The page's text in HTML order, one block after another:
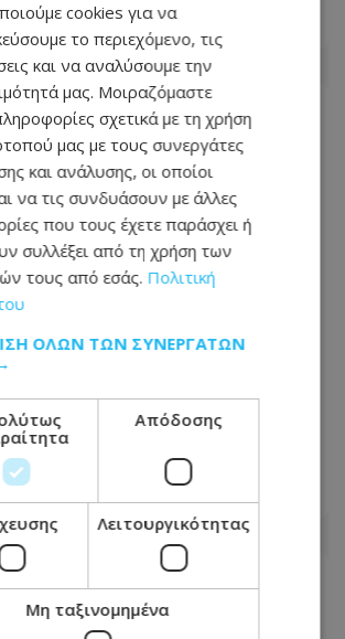
Χειροπέδες σε
- Εκατοντάδες έλεγχοι
cookies για να
το περιεχόμενο, τις
και να αναλύσουμε την
μας. Μοιραζόμαστε
σχετικά με τη χρήση
μας με τους συνεργάτες
και ανάλυσης, οι οποίοι
να τις συνδυάσουν με άλλες
που τους έχετε παράσχει ή
συλλέξει από τη χρήση των
τους από εσάς. Πολιτική
ΌΛΩΝ ΤΩΝ ΣΥΝΕΡΓΑΤΏΝ
Απόδοσης
Λειτουργικότητας
Μη ταξινομημένα